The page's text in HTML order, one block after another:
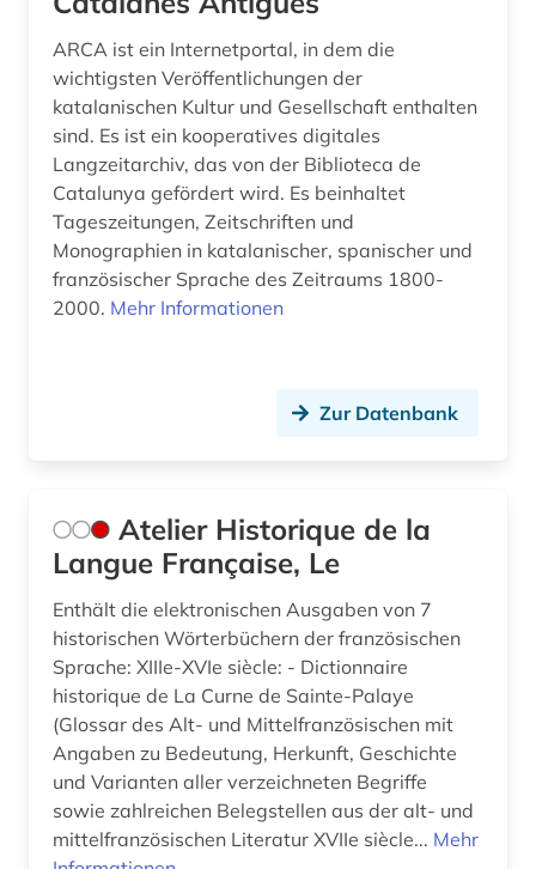
italiensch (1)
japanisch (3)
jean (1)
jiddisch (1)
judenspanisch (1)
judenverfolgung (2)
jugendliteratur (2)
kanada (2)
karibik (4)
karibik-literatur (1)
katalanien (1)
katalanisch (2)
katalanistik (1)
ARCA ist ein Internetportal, in dem die
wichtigsten Veröffentlichungen der
katalanischen Kultur und Gesellschaft enthalten
sind. Es ist ein kooperatives digitales
Langzeitarchiv, das von der Biblioteca de
Catalunya gefördert wird. Es beinhaltet
Tageszeitungen, Zeitschriften und
Monographien in katalanischer, spanischer und
französischer Sprache des Zeitraums 1800-
2000. Mehr Informationen
Zur Datenbank
Atelier Historique de la
Langue Française, Le
Enthält die elektronischen Ausgaben von 7
historischen Wörterbüchern der französischen
Sprache: XIIIe-XVIe siècle: - Dictionnaire
historique de La Curne de Sainte-Palaye
(Glossar des Alt- und Mittelfranzösischen mit
Angaben zu Bedeutung, Herkunft, Geschichte
und Varianten aller verzeichneten Begriffe
sowie zahlreichen Belegstellen aus der alt- und
mittelfranzösischen Literatur XVIIe siècle... Mehr